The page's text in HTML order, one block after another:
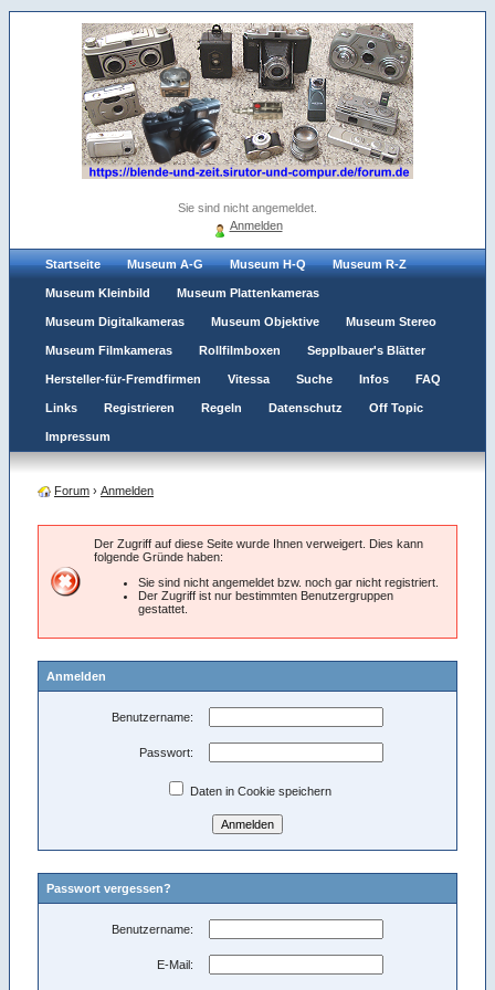
Sie sind nicht angemeldet.
Anmelden
Startseite Museum A-G Museum H-Q Museum R-Z
Museum Kleinbild Museum Plattenkameras
Museum Digitalkameras Museum Objektive Museum Stereo
Museum Filmkameras Rollfilmboxen Sepplbauer's Blätter
Hersteller-für-Fremdfirmen Vitessa Suche Infos FAQ
Links Registrieren Regeln Datenschutz Off Topic
Impressum
Forum › Anmelden
Der Zugriff auf diese Seite wurde Ihnen verweigert. Dies kann
folgende Gründe haben:
Sie sind nicht angemeldet bzw. noch gar nicht registriert.
Der Zugriff ist nur bestimmten Benutzergruppen
gestattet.
Anmelden
Benutzername:
Passwort:
Daten in Cookie speichern
Passwort vergessen?
Benutzername:
E-Mail: